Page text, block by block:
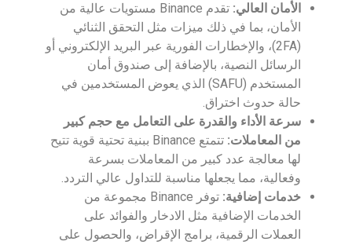
الأمان العالي:
تقدم Binance مستويات عالية من
الأمان، بما في ذلك ميزات مثل التحقق الثنائي
(2FA)، والإخطارات الفورية عبر البريد الإلكتروني أو
الرسائل النصية، بالإضافة إلى صندوق أمان
المستخدم (SAFU) الذي يعوض المستخدمين في
حالة حدوث اختراق.
سرعة الأداء والقدرة على التعامل مع حجم كبير
من المعاملات:
تتمتع Binance ببنية تحتية قوية تتيح
لها معالجة عدد كبير من المعاملات بسرعة
وفعالية، مما يجعلها مناسبة للتداول عالي التردد.
خدمات إضافية:
توفر Binance مجموعة من
الخدمات الإضافية مثل الادخار والفوائد على
العملات الرقمية، برامج الإقراض، والحصول على